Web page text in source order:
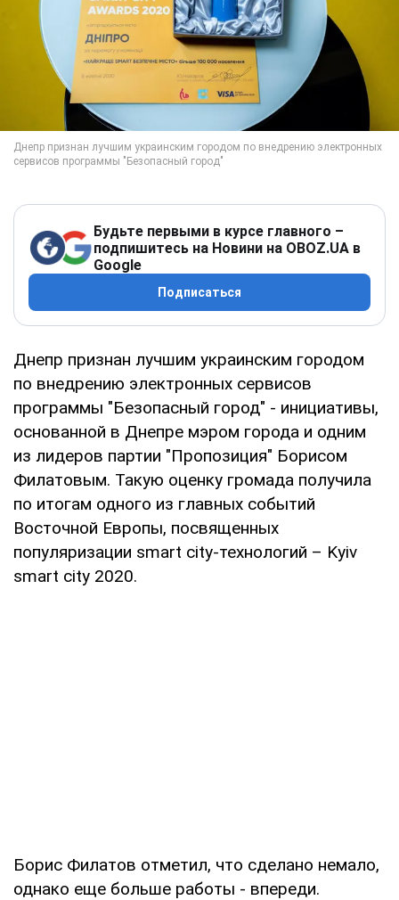
Будьте первыми в курсе главного –
подпишитесь на Новини на OBOZ.UA в
Google
Подписаться
Днепр признан лучшим украинским городом
по внедрению электронных сервисов
программы "Безопасный город" - инициативы,
основанной в Днепре мэром города и одним
из лидеров партии "Пропозиция" Борисом
Филатовым. Такую оценку громада получила
по итогам одного из главных событий
Восточной Европы, посвященных
популяризации smart city-технологий – Kyiv
smart city 2020.
Борис Филатов отметил, что сделано немало,
однако еще больше работы - впереди.